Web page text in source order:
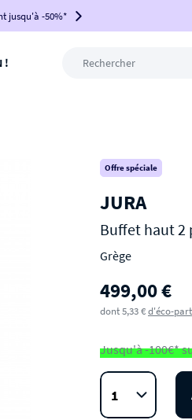
!
jusqu'à -50%*
!
Offre spéciale
JURA
Buffet haut 2
Grège
499,00 €
dont 5,33 €d'éco-part
Jusqu'à -100€*